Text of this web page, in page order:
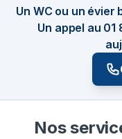
Un WC ou un évier
Un appel au
Nos